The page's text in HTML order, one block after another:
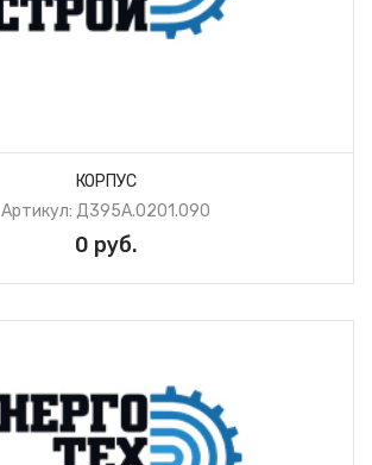
КОРПУС
Артикул: Д395А.0201.090
0 руб.